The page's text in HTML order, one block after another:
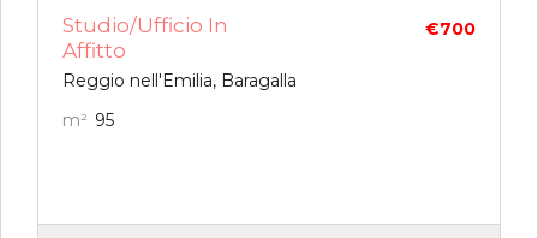
Studio/ufficio In
Affitto
Reggio nell'Emilia, Baragalla
€700
m² 95